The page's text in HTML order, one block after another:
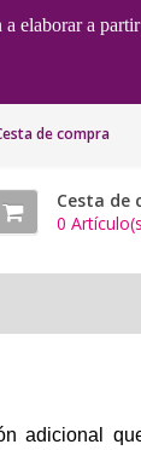
elaborar a
de compra
Cesta de
0
adicional